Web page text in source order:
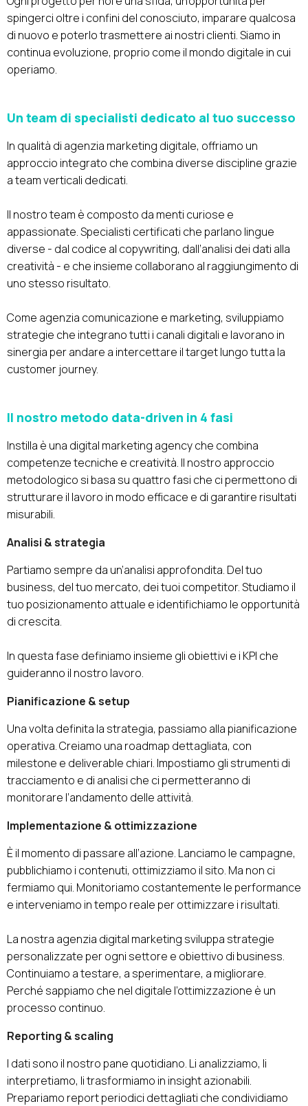
spingerci oltre i confini del conosciuto, imparare qualcosa
di nuovo e poterlo trasmettere ai nostri clienti. Siamo in
continua evoluzione, proprio come il mondo digitale in cui
operiamo.
Un team di specialisti dedicato al tuo successo
In qualità di agenzia marketing digitale, offriamo un
approccio integrato che combina diverse discipline grazie
a team verticali dedicati.
Il nostro team è composto da menti curiose e
appassionate. Specialisti certificati che parlano lingue
diverse - dal codice al copywriting, dall’analisi dei dati alla
creatività - e che insieme collaborano al raggiungimento di
uno stesso risultato.
Come agenzia comunicazione e marketing, sviluppiamo
strategie che integrano tutti i canali digitali e lavorano in
sinergia per andare a intercettare il target lungo tutta la
customer journey.
Il nostro metodo data-driven in 4 fasi
Instilla è una digital marketing agency che combina
competenze tecniche e creatività. Il nostro approccio
metodologico si basa su quattro fasi che ci permettono di
strutturare il lavoro in modo efficace e di garantire risultati
misurabili.
Analisi & strategia
Partiamo sempre da un’analisi approfondita. Del tuo
business, del tuo mercato, dei tuoi competitor. Studiamo il
tuo posizionamento attuale e identifichiamo le opportunità
di crescita.
In questa fase definiamo insieme gli obiettivi e i KPI che
guideranno il nostro lavoro.
Pianificazione & setup
Una volta definita la strategia, passiamo alla pianificazione
operativa. Creiamo una roadmap dettagliata, con
milestone e deliverable chiari. Impostiamo gli strumenti di
tracciamento e di analisi che ci permetteranno di
monitorare l’andamento delle attività.
Implementazione & ottimizzazione
È il momento di passare all’azione. Lanciamo le campagne,
pubblichiamo i contenuti, ottimizziamo il sito. Ma non ci
fermiamo qui. Monitoriamo costantemente le performance
e interveniamo in tempo reale per ottimizzare i risultati.
La nostra agenzia digital marketing sviluppa strategie
personalizzate per ogni settore e obiettivo di business.
Continuiamo a testare, a sperimentare, a migliorare.
Perché sappiamo che nel digitale l’ottimizzazione è un
processo continuo.
Reporting & scaling
I dati sono il nostro pane quotidiano. Li analizziamo, li
interpretiamo, li trasformiamo in insight azionabili.
Prepariamo report periodici dettagliati che condividiamo